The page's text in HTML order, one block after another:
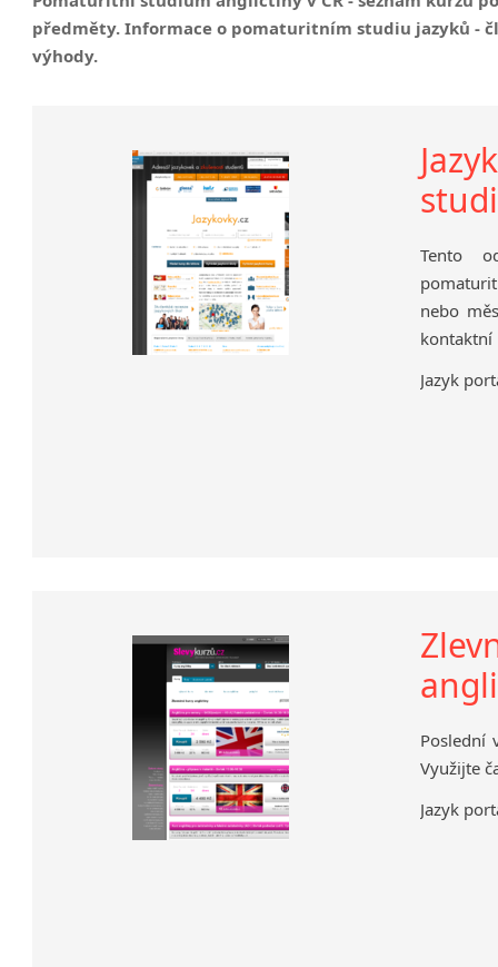
Nepřímá řeč
předměty. Informace o pomaturitním studiu jazyků -
výhody.
Tento
nebo
kontaktní
Jazyk
Poslední
Využijte
Jazyk